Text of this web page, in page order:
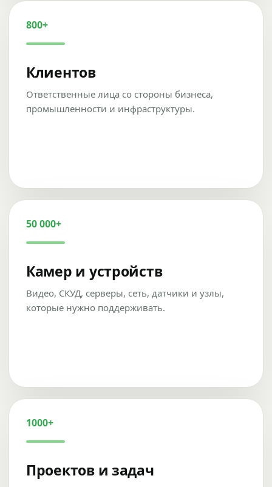
800+
Клиентов
Ответственные лица со стороны бизнеса,
промышленности и инфраструктуры.
50 000+
Камер и устройств
Видео, СКУД, серверы, сеть, датчики и узлы,
которые нужно поддерживать.
1000+
Проектов и задач